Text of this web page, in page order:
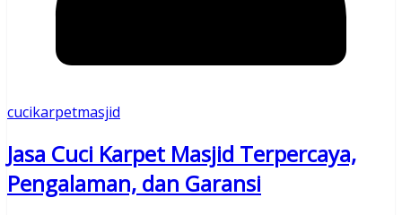
cucikarpetmasjid
Jasa Cuci Karpet Masjid Terpercaya,
Pengalaman, dan Garansi